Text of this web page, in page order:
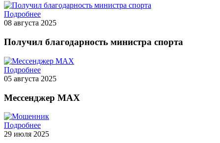
Подробнее
08 августа 2025
Получил благодарность министра спорта
Подробнее
05 августа 2025
Мессенджер МАХ
Подробнее
29 июля 2025